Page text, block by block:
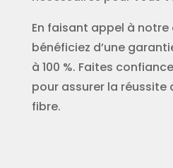
En faisant appel à notre
bénéficiez d’une
à 100 %. Faites
pour assurer la réussite
fibre.